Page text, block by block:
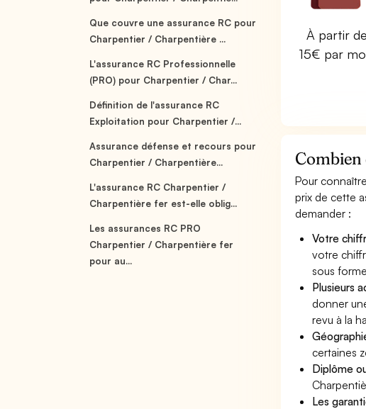
Que couvre une assurance RC pour
Charpentier / Charpentière ...
L'assurance RC Professionnelle
(PRO) pour Charpentier / Char...
Définition de l'assurance RC
Exploitation pour Charpentier /...
Assurance défense et recours pour
Charpentier / Charpentière...
L'assurance RC Charpentier /
Charpentière fer est-elle oblig...
Les assurances RC PRO
Charpentier / Charpentière fer
pour au...
À partir de
15€ par
Combien
Pour
prix de cette
demander :
Votre
votre
sous
Plusieurs
donner
revu à la
certaines
Diplôme
Les